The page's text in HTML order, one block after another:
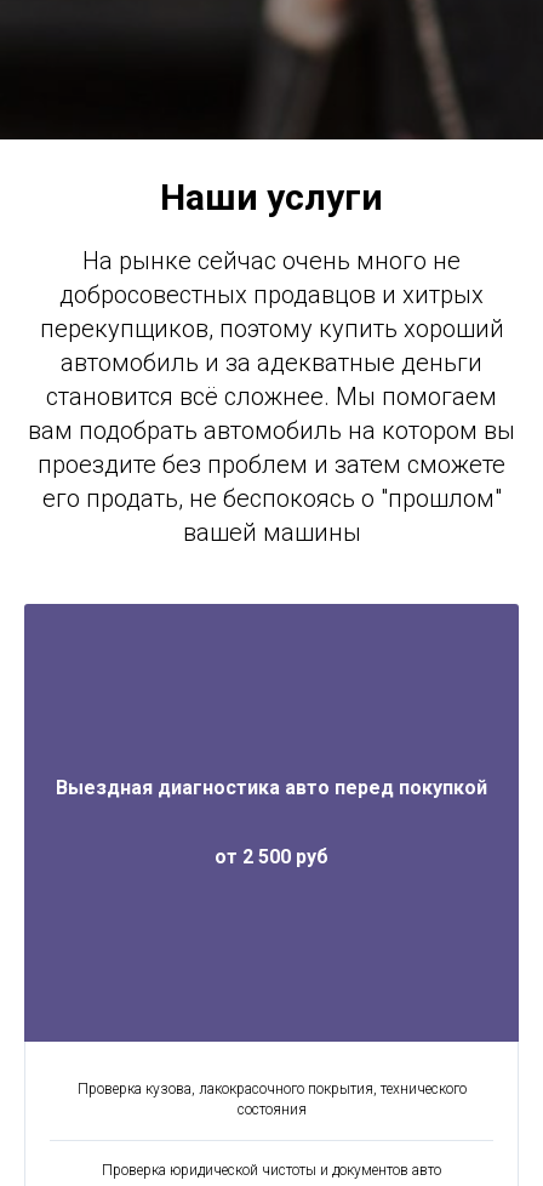
Наши услуги
На рынке сейчас очень много не
добросовестных продавцов и хитрых
перекупщиков, поэтому купить хороший
автомобиль и за адекватные деньги
становится всё сложнее. Мы помогаем
вам подобрать автомобиль на котором вы
проездите без проблем и затем сможете
его продать, не беспокоясь о "прошлом"
вашей машины
Выездная диагностика авто перед покупкой
от 2 500 руб
Проверка кузова, лакокрасочного покрытия, технического
состояния
Проверка юридической чистоты и документов авто